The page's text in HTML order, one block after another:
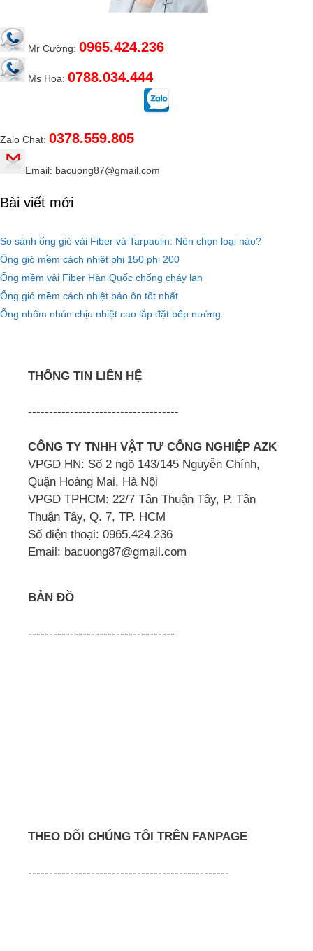
Mr Cường: 0965.424.236
Ms Hoa: 0788.034.444
Zalo Chat: 0378.559.805
Email: bacuong87@gmail.com
Bài viết mới
So sánh ống gió vải Fiber và Tarpaulin: Nên chọn loại nào?
Ống gió mềm cách nhiệt phi 150 phi 200
Ống mềm vải Fiber Hàn Quốc chống cháy lan
Ống gió mềm cách nhiệt bảo ôn tốt nhất
Ống nhôm nhún chịu nhiệt cao lắp đặt bếp nướng
THÔNG TIN LIÊN HỆ
------------------------------------
CÔNG TY TNHH VẬT TƯ CÔNG NGHIỆP AZK
VPGD HN: Số 2 ngõ 143/145 Nguyễn Chính,
Quận Hoàng Mai, Hà Nội
VPGD TPHCM: 22/7 Tân Thuận Tây, P. Tân
Thuận Tây, Q. 7, TP. HCM
Số điện thoại: 0965.424.236
Email: bacuong87@gmail.com
BẢN ĐỒ
-----------------------------------
THEO DÕI CHÚNG TÔI TRÊN FANPAGE
------------------------------------------------